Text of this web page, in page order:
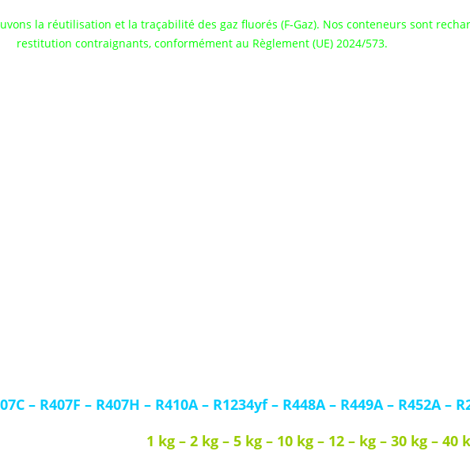
la réutilisation et la traçabilité des gaz fluorés (F-Gaz). Nos conteneurs sont
restitution contraignants, conformément au Règlement (UE) 2024/573.
– R407F – R407H – R410A– R1234yf– R448A– R449A– R452A–
1 kg – 2 kg – 5 kg – 10 kg – 12 – kg – 30 kg – 40